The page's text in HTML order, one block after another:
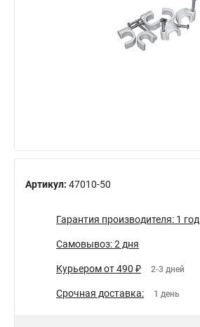
Артикул: 47010-50
Гарантия производителя: 1 год
Самовывоз: 2 дня
Курьером от 490 ₽ 2-3 дней
Срочная доставка: 1 день